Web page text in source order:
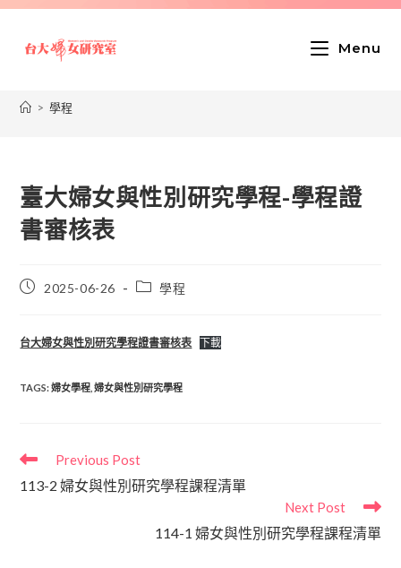
Menu
> 學程
臺大婦女與性別研究學程-學程證
書審核表
2025-06-26 學程
台大婦女與性別研究學程證書審核表 下載
TAGS:婦女學程 婦女與性別研究學程
Previous Post
113-2 婦女與性別研究學程課程清單
Next Post
114-1 婦女與性別研究學程課程清單